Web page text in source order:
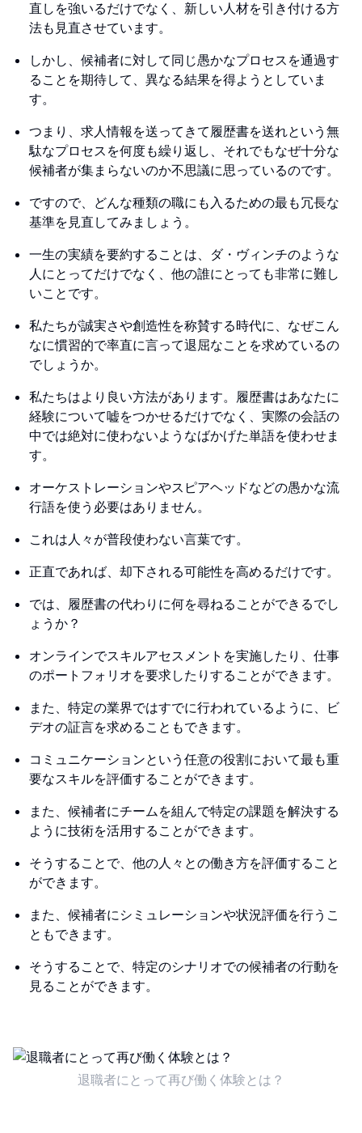
直しを強いるだけでなく、新しい人材を引き付ける方
法も見直させています。
しかし、候補者に対して同じ愚かなプロセスを通過す
ることを期待して、異なる結果を得ようとしていま
す。
つまり、求人情報を送ってきて履歴書を送れという無
駄なプロセスを何度も繰り返し、それでもなぜ十分な
候補者が集まらないのか不思議に思っているのです。
ですので、どんな種類の職にも入るための最も冗長な
基準を見直してみましょう。
一生の実績を要約することは、ダ・ヴィンチのような
人にとってだけでなく、他の誰にとっても非常に難し
いことです。
私たちが誠実さや創造性を称賛する時代に、なぜこん
なに慣習的で率直に言って退屈なことを求めているの
でしょうか。
私たちはより良い方法があります。履歴書はあなたに
経験について嘘をつかせるだけでなく、実際の会話の
中では絶対に使わないようなばかげた単語を使わせま
す。
オーケストレーションやスピアヘッドなどの愚かな流
行語を使う必要はありません。
これは人々が普段使わない言葉です。
正直であれば、却下される可能性を高めるだけです。
では、履歴書の代わりに何を尋ねることができるでし
ょうか？
オンラインでスキルアセスメントを実施したり、仕事
のポートフォリオを要求したりすることができます。
また、特定の業界ではすでに行われているように、ビ
デオの証言を求めることもできます。
コミュニケーションという任意の役割において最も重
要なスキルを評価することができます。
また、候補者にチームを組んで特定の課題を解決する
ように技術を活用することができます。
そうすることで、他の人々との働き方を評価すること
ができます。
また、候補者にシミュレーションや状況評価を行うこ
ともできます。
そうすることで、特定のシナリオでの候補者の行動を
見ることができます。
退職者にとって再び働く体験とは？